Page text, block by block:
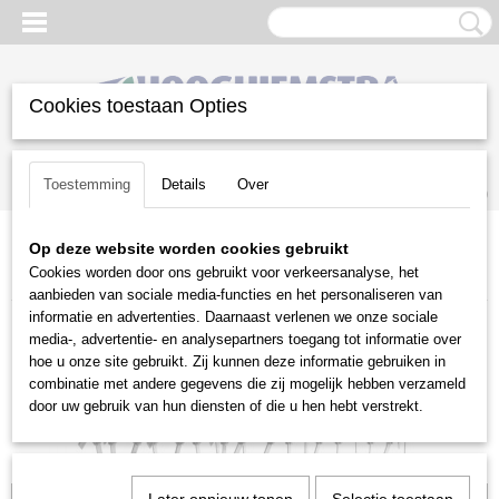
Inloggen Registreren
(0)
Home >Gazononderhoud>Zitmaaiers>Toebehoren zitmaaiers
Husqvarna>Verticuteeras 300 serie
Cookies toestaan Opties
Toestemming Details Over
Op deze website worden cookies gebruikt
Cookies worden door ons gebruikt voor verkeersanalyse, het
aanbieden van sociale media-functies en het personaliseren van
informatie en advertenties. Daarnaast verlenen we onze sociale
media-, advertentie- en analysepartners toegang tot informatie over
hoe u onze site gebruikt. Zij kunnen deze informatie gebruiken in
combinatie met andere gegevens die zij mogelijk hebben verzameld
door uw gebruik van hun diensten of die u hen hebt verstrekt.